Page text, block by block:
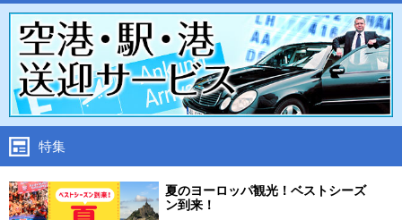
特集
夏のヨーロッパ観光！ベストシーズ
ン到来！